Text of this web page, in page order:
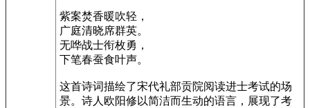
紫案焚香暖吹轻，
广庭清晓席群英。
无哗战士衔枚勇，
下笔春蚕食叶声。
这首诗词描绘了宋代礼部贡院阅读进士考试的场
景。诗人欧阳修以简洁而生动的语言，展现了考